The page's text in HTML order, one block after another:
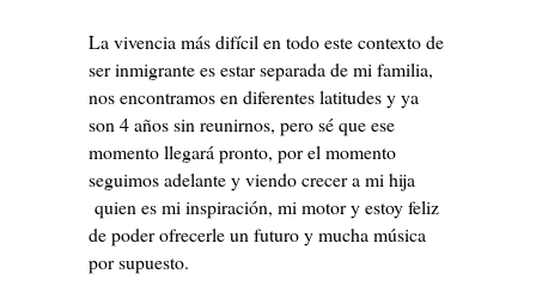
La vivencia más difícil en todo este contexto de
ser inmigrante es estar separada de mi familia,
nos encontramos en diferentes latitudes y ya
son 4 años sin reunirnos, pero sé que ese
momento llegará pronto, por el momento
seguimos adelante y viendo crecer a mi hija
quien es mi inspiración, mi motor y estoy feliz
de poder ofrecerle un futuro y mucha música
por supuesto.